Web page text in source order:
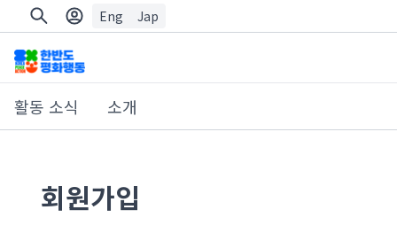
Eng Jap
활동 소식 소개
회원가입